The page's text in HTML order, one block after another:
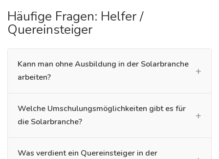
Häufige Fragen: Helfer /
Quereinsteiger
Kann man ohne Ausbildung in der Solarbranche
arbeiten?
Welche Umschulungsmöglichkeiten gibt es für
die Solarbranche?
Was verdient ein Quereinsteiger in der